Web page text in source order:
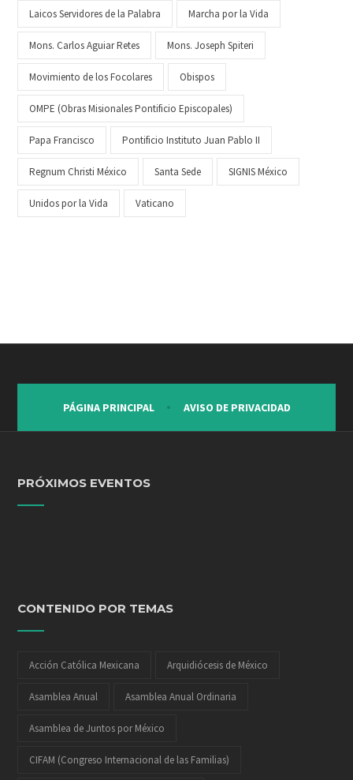
Laicos Servidores de la Palabra Marcha por la Vida
Mons. Carlos Aguiar Retes Mons. Joseph Spiteri
Movimiento de los Focolares Obispos
OMPE (Obras Misionales Pontificio Episcopales)
Papa Francisco Pontificio Instituto Juan Pablo II
Regnum Christi México Santa Sede SIGNIS México
Unidos por la Vida Vaticano
PÁGINA PRINCIPAL AVISO DE PRIVACIDAD
PRÓXIMOS EVENTOS
CONTENIDO POR TEMAS
Acción Católica Mexicana Arquidiócesis de México
Asamblea Anual Asamblea Anual Ordinaria
Asamblea de Juntos por México
CIFAM (Congreso Internacional de las Familias)